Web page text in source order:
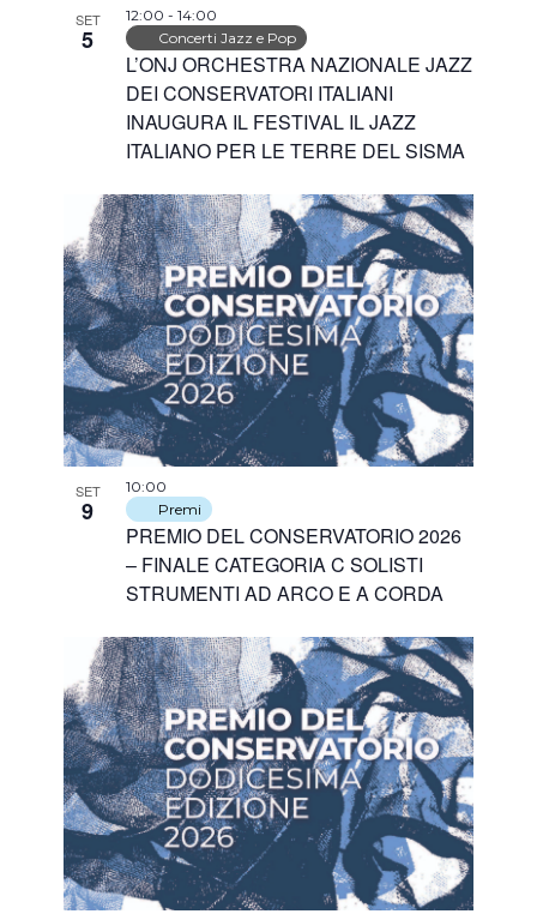
SET
5
L’ONJ ORCHESTRA NAZIONALE JAZZ
DEI CONSERVATORI ITALIANI
INAUGURA IL FESTIVAL IL JAZZ
ITALIANO PER LE TERRE DEL SISMA
12:00-14:00
Concerti Jazz e Pop
SET
9
PREMIO DEL CONSERVATORIO 2026
– FINALE CATEGORIA C SOLISTI
STRUMENTI AD ARCO E A CORDA
10:00
Premi